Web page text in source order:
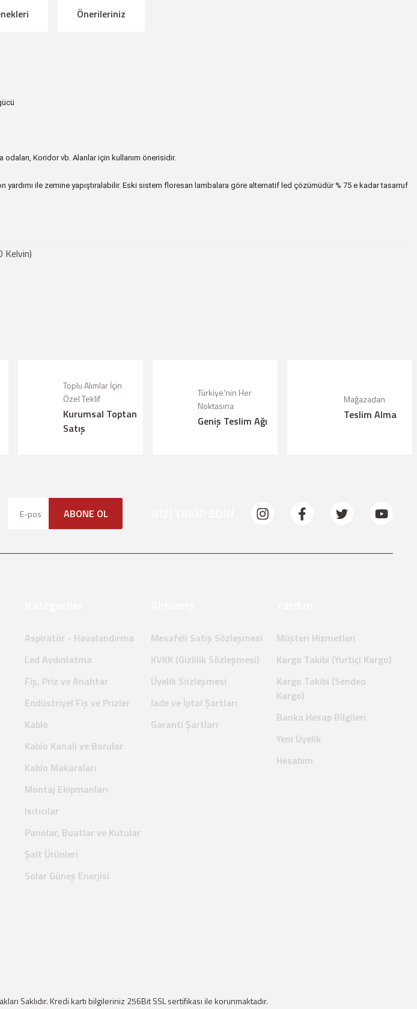
Önerileriniz
odaları, Koridor vb. Alanlar için kullanım önerisidir.
yardımı ile zemine yapıştıralabilir. Eski sistem floresan lambalara göre alternatif led çözümüdür % 75 e kadar tasarruf
Kelvin)
Toplu Alımlar İçin
Özel Teklif
Kurumsal Toptan
Satış
Türkiye’nin Her
Noktasına
Geniş Teslim Ağı
Mağazadan
Teslim Alma
ABONE OL
Aspiratör - Havalandırma
Led Aydınlatma
Fiş, Priz ve Anahtar
Endüstriyel Fiş ve Prizler
Kablo
Kablo Kanalı ve Borular
Kablo Makaraları
Montaj Ekipmanları
Isıtıcılar
Panolar, Buatlar ve Kutular
Şalt Ürünleri
Solar Güneş Enerjisi
Mesafeli Satış Sözleşmesi
KVKK (Gizlilik Sözleşmesi)
Üyelik Sözleşmesi
İade ve İptal Şartları
Garanti Şartları
Müşteri Hizmetleri
Kargo Takibi (Yurtiçi Kargo)
Kargo Takibi (Sendeo
Kargo)
Banka Hesap Bilgileri
Yeni Üyelik
Hesabım
Saklıdır. Kredi kartı bilgileriniz 256Bit SSL sertifikası ile korunmaktadır.